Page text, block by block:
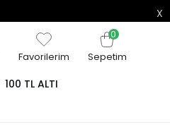
Favorilerim
0
Sepetim
100 TL ALTI